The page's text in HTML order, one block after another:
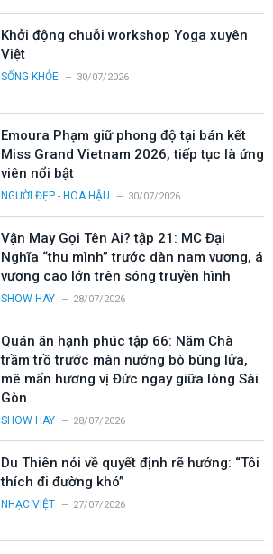
Khởi động chuỗi workshop Yoga xuyên
Việt
SỐNG KHỎE 30/07/2026
Emoura Phạm giữ phong độ tại bán kết
Miss Grand Vietnam 2026, tiếp tục là ứng
viên nổi bật
NGƯỜI ĐẸP - HOA HẬU 30/07/2026
Vận May Gọi Tên Ai? tập 21: MC Đại
Nghĩa “thu mình” trước dàn nam vương, á
vương cao lớn trên sóng truyền hình
SHOW HAY 28/07/2026
Quán ăn hạnh phúc tập 66: Năm Chà
trầm trồ trước màn nướng bò bùng lửa,
mê mẩn hương vị Đức ngay giữa lòng Sài
Gòn
SHOW HAY 28/07/2026
Du Thiên nói về quyết định rẽ hướng: “Tôi
thích đi đường khó”
NHẠC VIỆT 27/07/2026